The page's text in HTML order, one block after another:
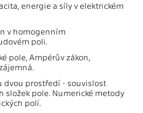
energie a síly v elektrickém
v homogenním
poli.
pole, Ampérův zákon,
dvou prostředí - souvislost
složek pole. Numerické metody
polí.